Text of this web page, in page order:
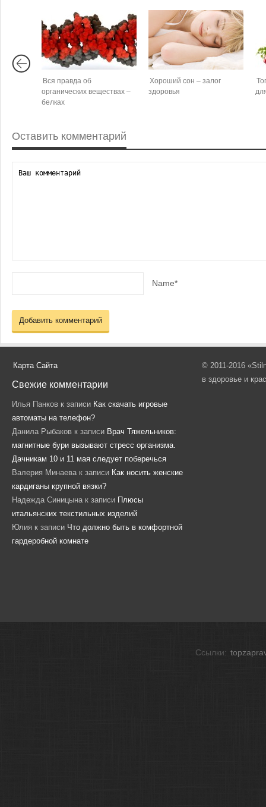
Вся правда об
органических веществах –
белках
Хороший сон – залог
здоровья
Оставить комментарий
Name*
Карта Сайта
Свежие комментарии
Илья Панков к записи Как скачать игровые
автоматы на телефон?
Данила Рыбаков к записи Врач Тяжельников:
магнитные бури вызывают стресс организма.
Дачникам 10 и 11 мая следует поберечься
Валерия Минаева к записи Как носить женские
кардиганы крупной вязки?
Надежда Синицына к записи Плюсы
итальянских текстильных изделий
Юлия к записи Что должно быть в комфортной
гардеробной комнате
© 2011-2016
в здоровье и
Ссылки: